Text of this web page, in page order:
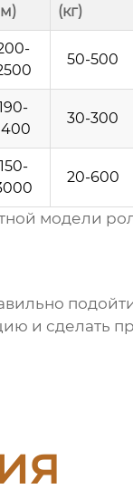
(кг)
50-500
30-300
150-
20-600
модели
и сделать